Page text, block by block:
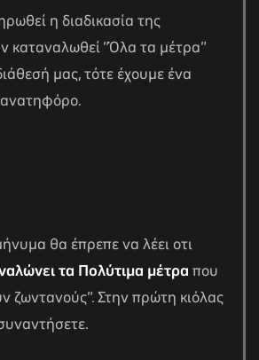
η διαδικασία της
καταναλωθεί “Όλα τα μέτρα”
μας, τότε έχουμε ένα
θα έπρεπε να λέει οτι
τα Πολύτιμα μέτρα που
ζωντανούς”. Στην πρώτη κιόλας